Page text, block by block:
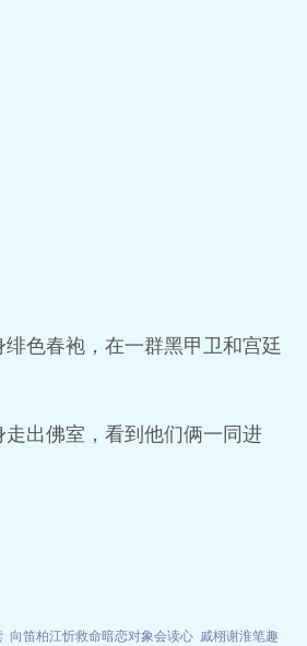
色春袍，在一群黑甲卫和宫廷
出佛室，看到他们俩一同进
向笛柏江忻救命暗恋对象会读心 戚栩谢淮笔趣